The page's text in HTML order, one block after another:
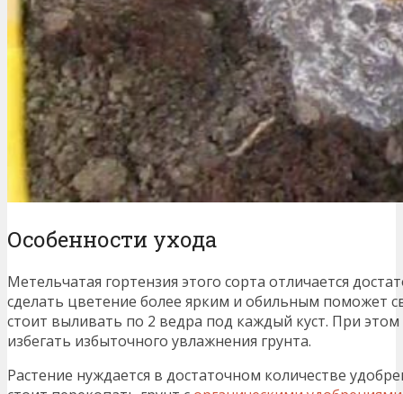
Особенности ухода
Метельчатая гортензия этого сорта отличается
сделать цветение более ярким и обильным поможет
стоит выливать по 2 ведра под каждый куст. При
избегать избыточного увлажнения грунта.
Растение нуждается в достаточном количестве